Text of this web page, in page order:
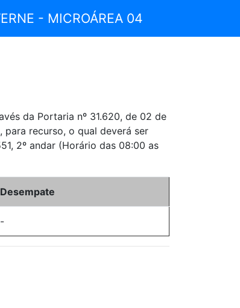
- MICROÁREA 04
da Portaria nº 31.620, de 02 de
recurso, o qual deverá ser
2º andar (Horário das 08:00 as
Desempate
-